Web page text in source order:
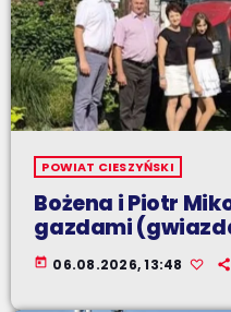
POWIAT CIESZYŃSKI
Bożena i Piotr
gazdami
today 06.08.2026, 13:48